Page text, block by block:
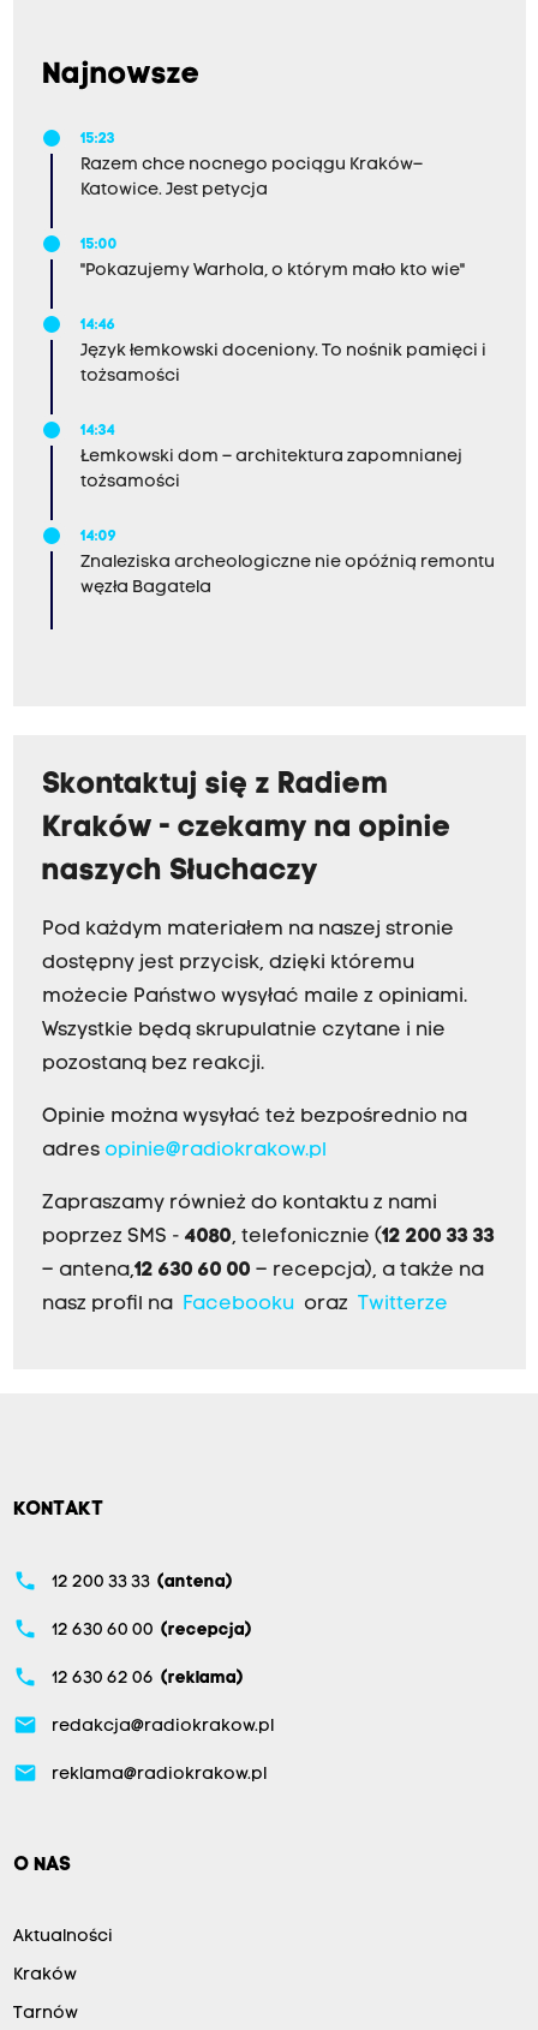
n
a
o
o
z
u
Najnowsze
15:23
Razem chce nocnego pociągu Kraków–
Katowice. Jest petycja
15:00
"Pokazujemy Warhola, o którym mało kto wie"
14:46
Język łemkowski doceniony. To nośnik pamięci i
tożsamości
14:34
Łemkowski dom – architektura zapomnianej
tożsamości
14:09
Znaleziska archeologiczne nie opóźnią remontu
węzła Bagatela
Skontaktuj się z Radiem
Kraków - czekamy na opinie
naszych Słuchaczy
Pod każdym materiałem na naszej stronie
dostępny jest przycisk, dzięki któremu
możecie Państwo wysyłać maile z opiniami.
Wszystkie będą skrupulatnie czytane i nie
pozostaną bez reakcji.
Opinie można wysyłać też bezpośrednio na
adres opinie@radiokrakow.pl
Zapraszamy również do kontaktu z nami
poprzez SMS - 4080, telefonicznie (12 200 33 33
– antena,12 630 60 00 – recepcja), a także na
nasz profil na
Facebookuoraz Twitterze
KONTAKT
phone 12 200 33 33 (antena)
phone 12 630 60 00 (recepcja)
phone 12 630 62 06 (reklama)
email redakcja@radiokrakow.pl
email reklama@radiokrakow.pl
O NAS
Aktualności
Kraków
Tarnów